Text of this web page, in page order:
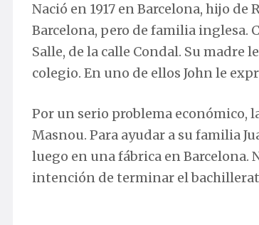
Nació en 1917 en Barcelona, hijo
Barcelona, pero de familia inglesa.
Salle, de la calle Condal. Su madre
colegio. En uno de ellos John le
Por un serio problema económico,
Masnou. Para ayudar a su familia
luego en una fábrica en Barcelona.
intención de terminar el